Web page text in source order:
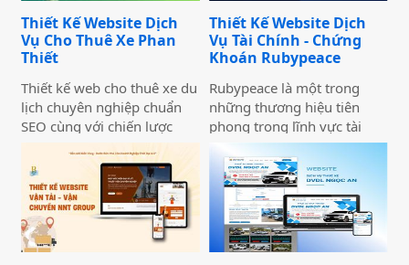
hiệu một cách ấn tượng và
chuyên nghiệp trên môi
trường trực tuyến.
chuẩn SEO và đầy đủ chức
năng phục vụ doanh
nghiệp.
Thiết Kế Website Dịch
Vụ Cho Thuê Xe Phan
Thiết
Thiết kế web cho thuê xe du
lịch chuyên nghiệp chuẩn
SEO cùng với chiến lược
marketing hiệu quả sẽ giúp
doanh nghiệp của bạn gia
tăng doanh số bán hàng
một cách hiệu quả và nhanh
chóng.
Thiết Kế Website Dịch
Vụ Tài Chính - Chứng
Khoán Rubypeace
Rubypeace là một trong
những thương hiệu tiên
phong trong lĩnh vực tài
chính và chứng khoán,
mang đến cho khách hàng
giải pháp đầu tư hiệu quả,
an toàn và minh bạch. Với
sứ mệnh hỗ trợ nhà đầu tư
xây dựng chiến lược tài